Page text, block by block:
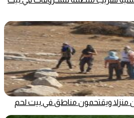
ويقتحمون مناطق في بيت لحم